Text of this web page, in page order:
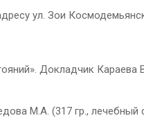
ул. Зои
Докладчик Караева
М.А. (317 гр., лечебный